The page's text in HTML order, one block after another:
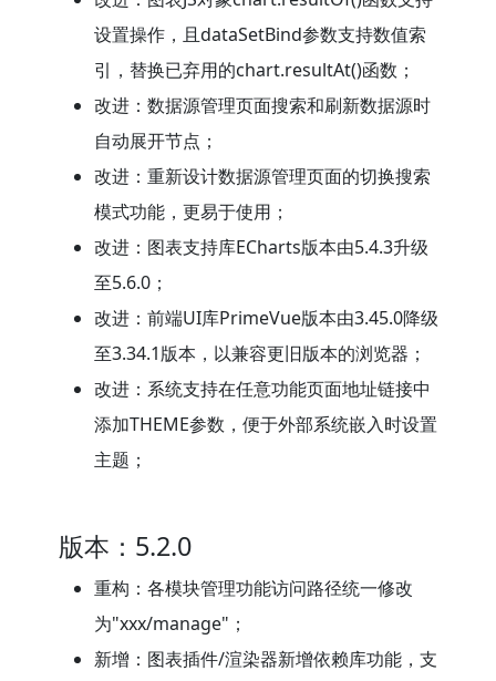
设置操作，且dataSetBind参数支持数值索
引，替换已弃用的chart.resultAt()函数；
改进：数据源管理页面搜索和刷新数据源时
自动展开节点；
改进：重新设计数据源管理页面的切换搜索
模式功能，更易于使用；
改进：图表支持库ECharts版本由5.4.3升级
至5.6.0；
改进：前端UI库PrimeVue版本由3.45.0降级
至3.34.1版本，以兼容更旧版本的浏览器；
改进：系统支持在任意功能页面地址链接中
添加THEME参数，便于外部系统嵌入时设置
主题；
版本：5.2.0
重构：各模块管理功能访问路径统一修改
为"xxx/manage"；
新增：图表插件/渲染器新增依赖库功能，支